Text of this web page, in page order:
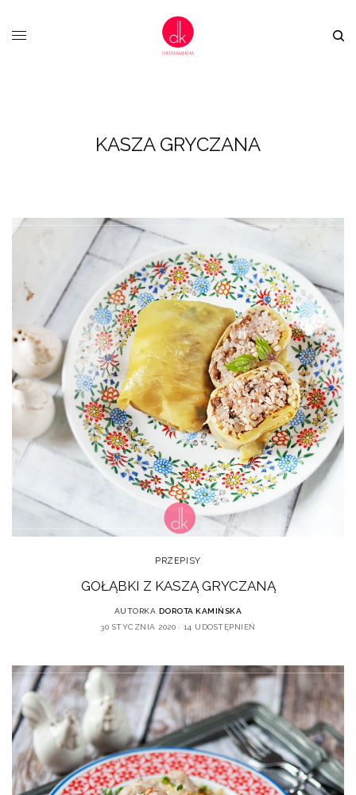
KASZA GRYCZANA
PRZEPISY
GOŁĄBKI Z KASZĄ GRYCZANĄ
AUTORKA DOROTA KAMIŃSKA
30 STYCZNIA 2020
14 UDOSTĘPNIEŃ